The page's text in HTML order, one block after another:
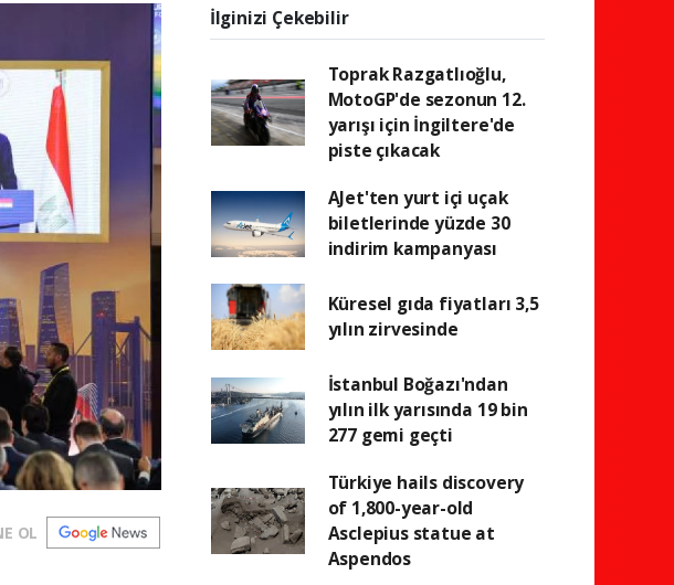
OL
İlginizi Çekebilir
Toprak Razgatlıoğlu,
MotoGP'de sezonun 12.
yarışı için İngiltere'de
piste çıkacak
AJet'ten yurt içi uçak
biletlerinde yüzde 30
indirim kampanyası
Küresel gıda fiyatları 3,5
yılın zirvesinde
İstanbul Boğazı'ndan
yılın ilk yarısında 19 bin
277 gemi geçti
Türkiye hails discovery
of 1,800-year-old
Asclepius statue at
Aspendos